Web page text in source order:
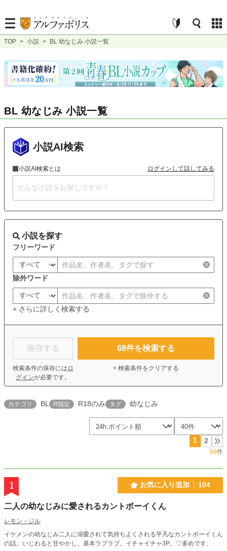
TOP > 小説 > BL 幼なじみ 小説一覧
BL 幼なじみ 小説一覧
小説AI検索
小説AI検索とは ログインして話してみる
小説を探す
フリーワード
除外ワード
+ さらに詳しく検索する
保存する
検索条件の保存には ロ
グインが必要です。
68件を検索する
× 検索条件をクリアする
カテゴリ BL R指定 R18のみ タグ 幼なじみ
1 2
68件
1 お気に入り追加 104
二人の幼なじみに愛されるカントボーイくん
レモン・ジル
イケメンの幼なじみ二人に溺愛されて気持ちよくされる平凡なカントボーイくん
の話。いじわると甘やかし。基本ラブラブ。イチャイチャ3P。♡多めです。